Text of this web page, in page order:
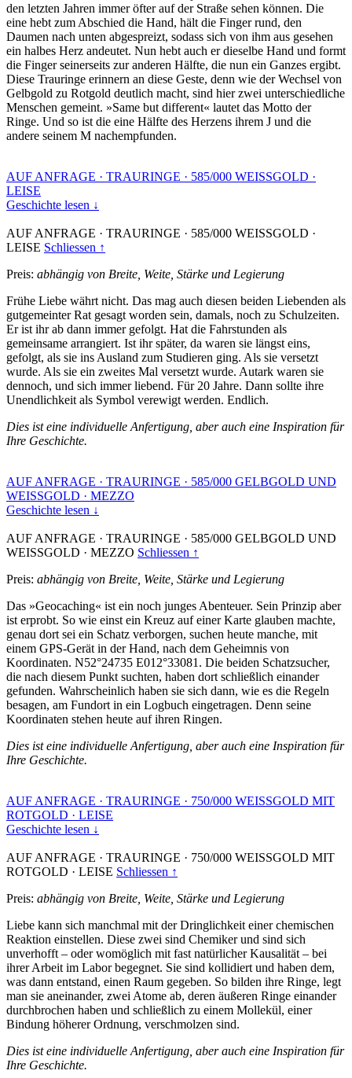
den letzten Jahren immer öfter auf der Straße sehen können. Die
eine hebt zum Abschied die Hand, hält die Finger rund, den
Daumen nach unten abgespreizt, sodass sich von ihm aus gesehen
ein halbes Herz andeutet. Nun hebt auch er dieselbe Hand und formt
die Finger seinerseits zur anderen Hälfte, die nun ein Ganzes ergibt.
Diese Trauringe erinnern an diese Geste, denn wie der Wechsel von
Gelbgold zu Rotgold deutlich macht, sind hier zwei unterschiedliche
Menschen gemeint. »Same but different« lautet das Motto der
Ringe. Und so ist die eine Hälfte des Herzens ihrem J und die
andere seinem M nachempfunden.
AUF ANFRAGE · TRAURINGE · 585/000 WEISSGOLD ·
LEISE
Geschichte lesen ↓
AUF ANFRAGE · TRAURINGE · 585/000 WEISSGOLD ·
LEISE Schliessen ↑
Preis: abhängig von Breite, Weite, Stärke und Legierung
Frühe Liebe währt nicht. Das mag auch diesen beiden Liebenden als
gutgemeinter Rat gesagt worden sein, damals, noch zu Schulzeiten.
Er ist ihr ab dann immer gefolgt. Hat die Fahrstunden als
gemeinsame arrangiert. Ist ihr später, da waren sie längst eins,
gefolgt, als sie ins Ausland zum Studieren ging. Als sie versetzt
wurde. Als sie ein zweites Mal versetzt wurde. Autark waren sie
dennoch, und sich immer liebend. Für 20 Jahre. Dann sollte ihre
Unendlichkeit als Symbol verewigt werden. Endlich.
Dies ist eine individuelle Anfertigung, aber auch eine Inspiration für
Ihre Geschichte.
AUF ANFRAGE · TRAURINGE · 585/000 GELBGOLD UND
WEISSGOLD · MEZZO
Geschichte lesen ↓
AUF ANFRAGE · TRAURINGE · 585/000 GELBGOLD UND
WEISSGOLD · MEZZO Schliessen ↑
Preis: abhängig von Breite, Weite, Stärke und Legierung
Das »Geocaching« ist ein noch junges Abenteuer. Sein Prinzip aber
ist erprobt. So wie einst ein Kreuz auf einer Karte glauben machte,
genau dort sei ein Schatz verborgen, suchen heute manche, mit
einem GPS-Gerät in der Hand, nach dem Geheimnis von
Koordinaten. N52°24735 E012°33081. Die beiden Schatzsucher,
die nach diesem Punkt suchten, haben dort schließlich einander
gefunden. Wahrscheinlich haben sie sich dann, wie es die Regeln
besagen, am Fundort in ein Logbuch eingetragen. Denn seine
Koordinaten stehen heute auf ihren Ringen.
Dies ist eine individuelle Anfertigung, aber auch eine Inspiration für
Ihre Geschichte.
AUF ANFRAGE · TRAURINGE · 750/000 WEISSGOLD MIT
ROTGOLD · LEISE
Geschichte lesen ↓
AUF ANFRAGE · TRAURINGE · 750/000 WEISSGOLD MIT
ROTGOLD · LEISE Schliessen ↑
Preis: abhängig von Breite, Weite, Stärke und Legierung
Liebe kann sich manchmal mit der Dringlichkeit einer chemischen
Reaktion einstellen. Diese zwei sind Chemiker und sind sich
unverhofft – oder womöglich mit fast natürlicher Kausalität – bei
ihrer Arbeit im Labor begegnet. Sie sind kollidiert und haben dem,
was dann entstand, einen Raum gegeben. So bilden ihre Ringe, legt
man sie aneinander, zwei Atome ab, deren äußeren Ringe einander
durchbrochen haben und schließlich zu einem Mollekül, einer
Bindung höherer Ordnung, verschmolzen sind.
Dies ist eine individuelle Anfertigung, aber auch eine Inspiration für
Ihre Geschichte.